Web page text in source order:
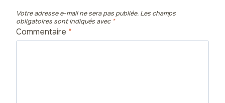
Votre adresse e-mail ne sera pas publiée. Les champs
obligatoires sont indiqués avec *
Commentaire *